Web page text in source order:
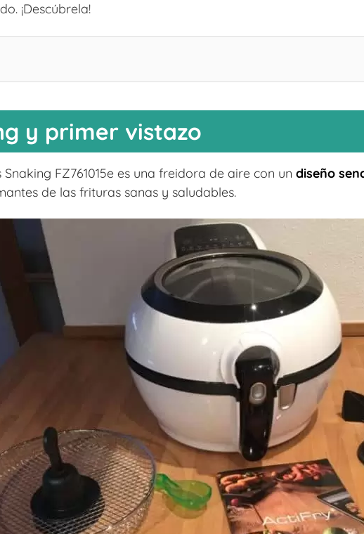
¡Descúbrela!
y primer vistazo
FZ761015e es una freidora de aire con un diseño
de las frituras sanas y saludables.